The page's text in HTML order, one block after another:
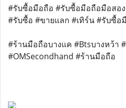
#รับซื้อมือถือ #รับซื้อมือถือมือสอ
#รับซื้อ #ขายแลก #เทิร์น #รับซื้อ
#ร้านมือถือบางแค #Btsบางหว้า
#OMSecondhand #ร้านมือถือ